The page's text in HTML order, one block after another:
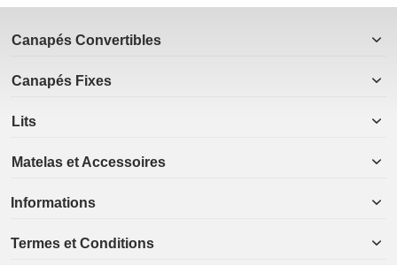
Canapés Convertibles
Canapés Fixes
Lits
Matelas et Accessoires
Informations
Termes et Conditions